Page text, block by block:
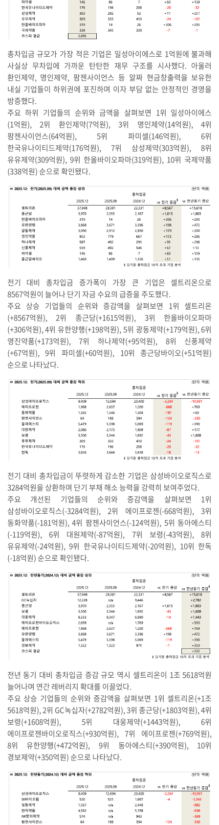
총차입금 규모가 가장 적은 기업은 일성아이에스로 1억원에 불과해
사실상 무차입에 가까운 탄탄한 재무 구조를 시사했다. 아울러
환인제약, 명인제약, 팜젠사이언스 등 알짜 현금창출력을 보유한
내실 기업들이 하위권에 포진하며 이자 부담 없는 안정적인 경영을
방증했다.
주요 하위 기업들의 순위와 금액을 살펴보면 1위 일성아이에스
(1억원), 2위 환인제약(7억원), 3위 명인제약(14억원), 4위
팜젠사이언스(64억원), 5위 파미셀(146억원), 6위
한국유나이티드제약(176억원), 7위 삼성제약(303억원), 8위
유유제약(309억원), 9위 한올바이오파마(319억원), 10위 국제약품
(338억원) 순으로 확인됐다.
전기 대비 총차입금 증가폭이 가장 큰 기업은 셀트리온으로
8567억원이 늘어나 단기 자금 수요의 급증을 주도했다.
주요 상승 기업들의 순위와 증감액을 살펴보면 1위 셀트리온
(+8567억원), 2위 종근당(+1615억원), 3위 한올바이오파마
(+306억원), 4위 유한양행(+198억원), 5위 광동제약(+179억원), 6위
영진약품(+173억원), 7위 하나제약(+95억원), 8위 신풍제약
(+67억원), 9위 파미셀(+60억원), 10위 종근당바이오(+51억원)
순으로 나타났다.
전기 대비 총차입금이 뚜렷하게 감소한 기업은 삼성바이오로직스로
3284억원을 상환하며 단기 부채 해소 능력을 강력히 보여주었다.
주요 개선된 기업들의 순위와 증감액을 살펴보면 1위
삼성바이오로직스(-3284억원), 2위 에이프로젠(-668억원), 3위
동화약품(-181억원), 4위 팜젠사이언스(-124억원), 5위 동아에스티
(-119억원), 6위 대원제약(-87억원), 7위 보령(-43억원), 8위
유유제약(-24억원), 9위 한국유나이티드제약(-20억원), 10위 한독
(-18억원) 순으로 확인됐다.
전년 동기 대비 총차입금 증감 규모 역시 셀트리온이 1조 5618억원
늘어나며 연간 레버리지 확대를 이끌었다.
주요 상승 기업들의 순위와 증감액을 살펴보면 1위 셀트리온(+1조
5618억원), 2위 GC녹십자(+2782억원), 3위 종근당(+1803억원), 4위
보령(+1608억원), 5위 대웅제약(+1443억원), 6위
에이프로젠바이오로직스(+930억원), 7위 에이프로젠(+769억원),
8위 유한양행(+472억원), 9위 동아에스티(+390억원), 10위
경보제약(+350억원) 순으로 나타났다.